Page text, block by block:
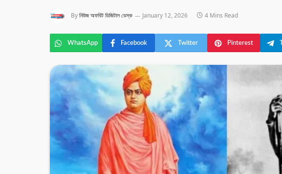
Byনিউজ অফবিট ডিজিটাল ডেস্ক January 12, 2026 4 Mins Read
WhatsApp Facebook Twitter Pinterest